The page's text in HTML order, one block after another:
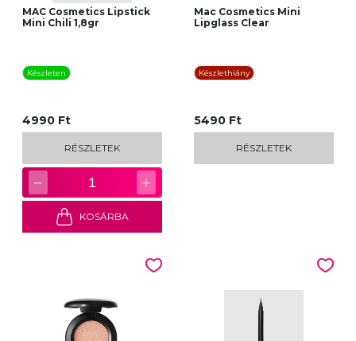
MAC Cosmetics Lipstick
Mini Chili 1,8gr
Készleten
4990 Ft
RÉSZLETEK
− 1 +
KOSÁRBA
Mac Cosmetics Mini
Lipglass Clear
Készlethiány
5490 Ft
RÉSZLETEK